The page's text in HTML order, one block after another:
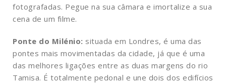
fotografadas. Pegue na sua câmara e imortalize a sua
cena de um filme.
Ponte do Milénio: situada em Londres, é uma das
pontes mais movimentadas da cidade, já que é uma
das melhores ligações entre as duas margens do rio
Tamisa. É totalmente pedonal e une dois dos edifícios